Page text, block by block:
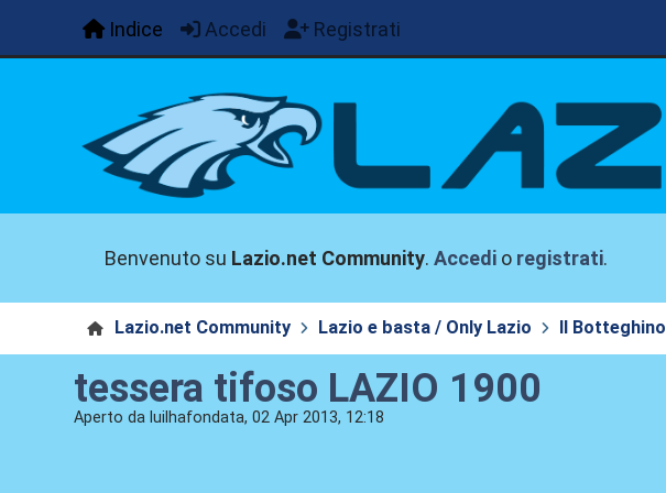
Indice Accedi Registrati
Benvenuto su Lazio.net Community.Accedi o registrati.
Lazio.net Community Lazio e basta / Only Lazio Il Botteghino
tessera tifoso LAZIO 1900
Aperto da luilhafondata, 02 Apr 2013, 12:18